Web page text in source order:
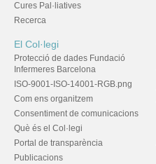
Cures Pal·liatives
Recerca
El Col·legi
Protecció de dades Fundació
Infermeres Barcelona
ISO-9001-ISO-14001-RGB.png
Com ens organitzem
Consentiment de comunicacions
Què és el Col·legi
Portal de transparència
Publicacions